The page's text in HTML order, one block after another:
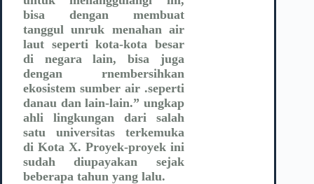
bisa dengan membuat
tanggul unruk menahan air
laut seperti kota-kota besar
di negara lain, bisa juga
dengan rnembersihkan
ekosistem sumber air .seperti
danau dan lain-lain.” ungkap
ahli lingkungan dari salah
satu universitas terkemuka
di Kota X. Proyek-proyek ini
sudah diupayakan sejak
beberapa tahun yang lalu.